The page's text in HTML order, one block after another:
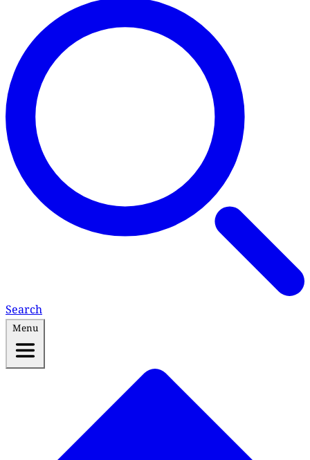
Search
Menu